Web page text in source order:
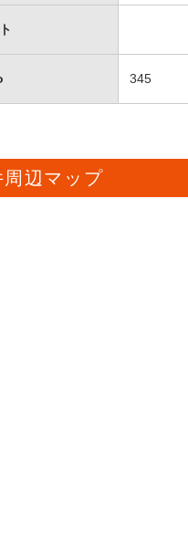
345
周辺マップ